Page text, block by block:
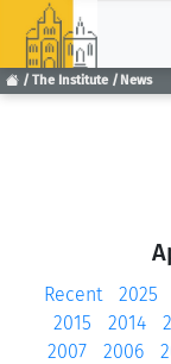
The Institute News
Recent 2025
2015
2014
2007
2006